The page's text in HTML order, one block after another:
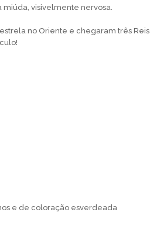
miúda, visivelmente nervosa.
no Oriente e chegaram três Reis
e de coloração esverdeada